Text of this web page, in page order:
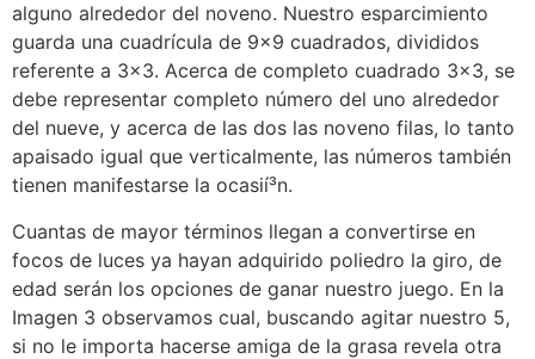
alguno alrededor del noveno. Nuestro esparcimiento
guarda una cuadrícula de 9×9 cuadrados, divididos
referente a 3×3. Acerca de completo cuadrado 3×3, se
debe representar completo número del uno alrededor
del nueve, y acerca de las dos las noveno filas, lo tanto
apaisado igual que verticalmente, las números también
tienen manifestarse la ocasií³n.
Cuantas de mayor términos llegan a convertirse en
focos de luces ya hayan adquirido poliedro la giro, de
edad serán los opciones de ganar nuestro juego. En la
Imagen 3 observamos cual, buscando agitar nuestro 5,
si no le importa hacerse amiga de la grasa revela otra